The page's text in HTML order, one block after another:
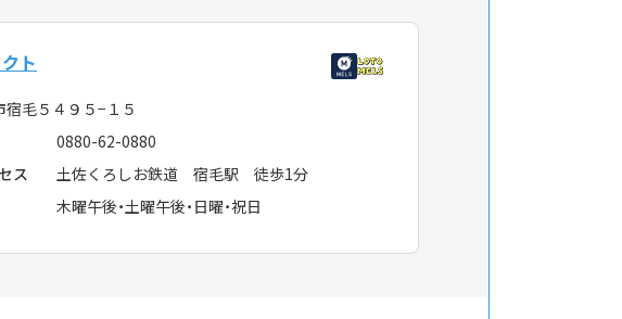
ト
宿毛５４９５−１５
0880-62-0880
ス
土佐くろしお鉄道 宿毛駅 徒歩1分
木曜午後・土曜午後・日曜・祝日